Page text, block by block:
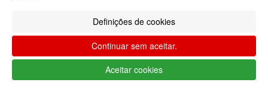
4.4 em 5
Com base na
opinião de
560 pessoas
Definições de cookies
Continuar sem aceitar.
Aceitar cookies